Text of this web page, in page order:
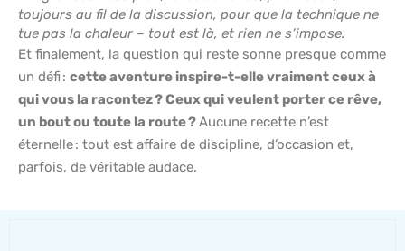
toujours au fil de la discussion, pour que la technique ne
tue pas la chaleur – tout est là, et rien ne s’impose.
Et finalement, la question qui reste sonne presque comme
un défi : cette aventure inspire-t-elle vraiment ceux à
qui vous la racontez ? Ceux qui veulent porter ce rêve,
un bout ou toute la route ?Aucune recette n’est
éternelle : tout est affaire de discipline, d’occasion et,
parfois, de véritable audace.